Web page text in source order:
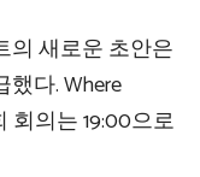
의 새로운 초안은
다. Where
회의는 19:00으로